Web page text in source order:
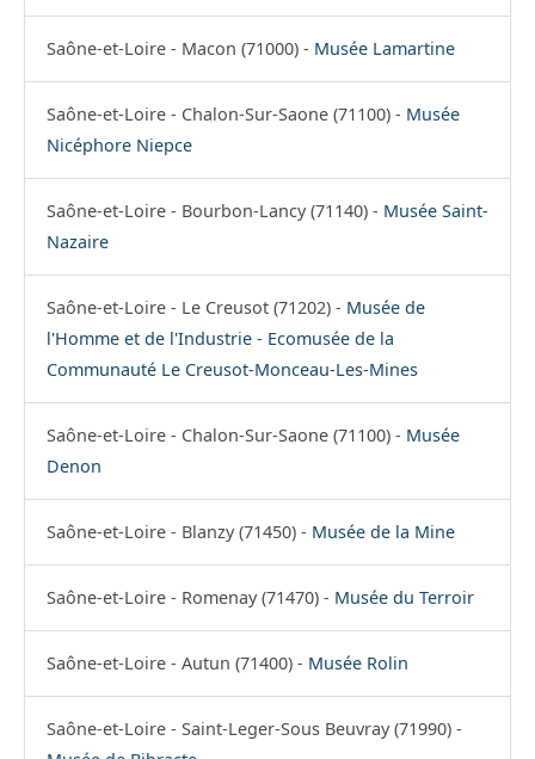
Saône-et-Loire - Macon (71000) - Musée Lamartine
Saône-et-Loire - Chalon-Sur-Saone (71100) - Musée
Nicéphore Niepce
Saône-et-Loire - Bourbon-Lancy (71140) - Musée Saint-
Nazaire
Saône-et-Loire - Le Creusot (71202) - Musée de
l'Homme et de l'Industrie - Ecomusée de la
Communauté Le Creusot-Monceau-Les-Mines
Saône-et-Loire - Chalon-Sur-Saone (71100) - Musée
Denon
Saône-et-Loire - Blanzy (71450) - Musée de la Mine
Saône-et-Loire - Romenay (71470) - Musée du Terroir
Saône-et-Loire - Autun (71400) - Musée Rolin
Saône-et-Loire - Saint-Leger-Sous Beuvray (71990) -